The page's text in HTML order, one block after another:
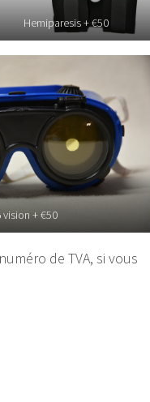
Hemiparesis + €50
vision + €50
de TVA, si vous